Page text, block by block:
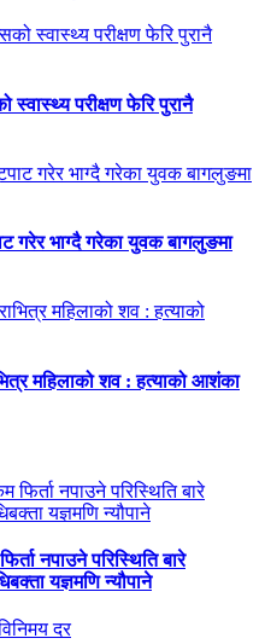
परीक्षण फेरि पुरानै
गरेर भाग्दै गरेका युवक बागलुङमा
महिलाको शव : हत्याको आशंका
नपाउने परिस्थिति बारे
यज्ञमणि न्यौपाने